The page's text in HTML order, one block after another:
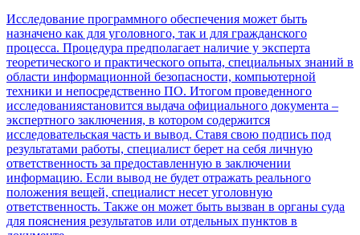
Исследование программного обеспечения может быть
назначено как для уголовного, так и для гражданского
процесса. Процедура предполагает наличие у эксперта
теоретического и практического опыта, специальных знаний в
области информационной безопасности, компьютерной
техники и непосредственно ПО. Итогом проведенного
исследованиястановится выдача официального документа –
экспертного заключения, в котором содержится
исследовательская часть и вывод. Ставя свою подпись под
результатами работы, специалист берет на себя личную
ответственность за предоставленную в заключении
информацию. Если вывод не будет отражать реального
положения вещей, специалист несет уголовную
ответственность. Также он может быть вызван в органы суда
для пояснения результатов или отдельных пунктов в